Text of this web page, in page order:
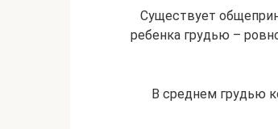
Существует
ребенка грудью –
В среднем грудью